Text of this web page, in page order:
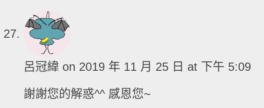
呂冠緯 on 2019 年 11 月 25 日 at 下午 5:09
謝謝您的解惑^^ 感恩您~